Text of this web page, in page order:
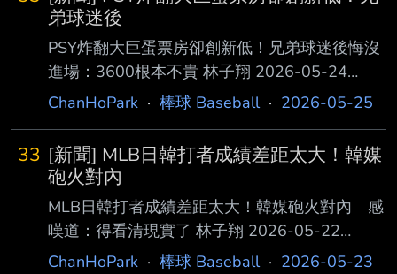
「達成3000安」視為生涯完美句點的他，近期
卻坦言，這份對棒球的執著正受到父親身分的強
烈挑戰。 兒子罕病與女兒降生，加深對家庭的
掛念 弗里曼對家庭的重視有跡可循，近年來的
家庭變故與喜悅，不斷衝擊著他的價值觀。
2024 年，他的兒子麥克斯（Maximus）被診斷
出罹患罕
弟球迷後
PSY炸翻大巨蛋票房卻創新低！兄弟球迷後悔沒
進場：3600根本不貴 林子翔 2026-05-24
11:48:59 中信兄弟今（23）日「CHANNEL B K
感染力 的表演方式，讓全場球迷狂歡，在社群
引爆話題性，但實際上本場票房開出2萬8179
人， 創下兄弟隊史「周六蛋」首度未破3萬人最
低紀錄。鏡頭前看到PSY精采表現，象迷都表示
超後悔，「對不起，我不該質疑票價」、「600
看比賽、3000看演唱會」、「PSY真的太炸 ，
ChanHoPark · 棒球 Baseball· 2026-05-25
33 [新聞] MLB日韓打者成績差距太大！韓媒
砲火對內
MLB日韓打者成績差距太大！韓媒砲火對內 感
嘆道：得看清現實了 林子翔 2026-05-22
18:00:39 MLB開季至今打完約2個月賽程，打者
ChanHoPark · 棒球 Baseball· 2026-05-23